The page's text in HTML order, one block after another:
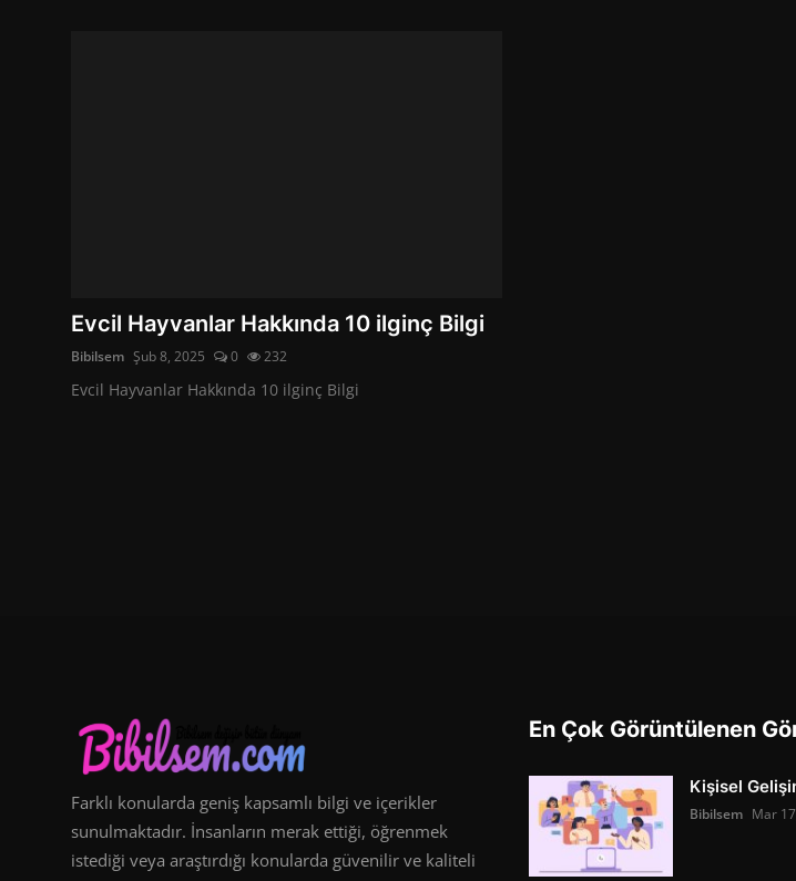
Evcil Hayvanlar Hakkında 10 ilginç Bilgi
Bibilsem Şub 8, 2025 0 232
Evcil Hayvanlar Hakkında 10 ilginç Bilgi
Farklı konularda geniş kapsamlı bilgi ve içerikler
sunulmaktadır. İnsanların merak ettiği, öğrenmek
istediği veya araştırdığı konularda güvenilir ve kaliteli
En Çok Görüntülenen
Kişisel
Bibilsem Mar